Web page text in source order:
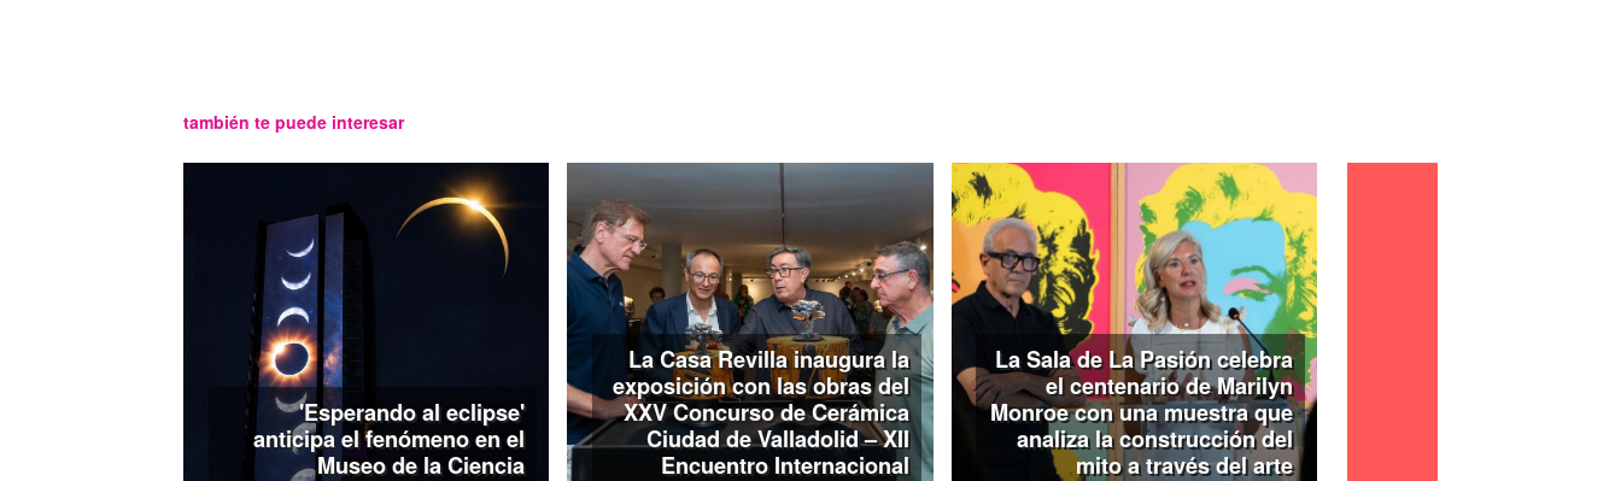
también te puede interesar
'Esperando al eclipse'
anticipa el fenómeno en el
Museo de la Ciencia
La Casa Revilla inaugura la
exposición con las obras del
XXV Concurso de Cerámica
Ciudad de Valladolid – XII
Encuentro Internacional
La Sala de La Pasión celebra
el centenario de Marilyn
Monroe con una muestra que
analiza la construcción del
mito a través del arte